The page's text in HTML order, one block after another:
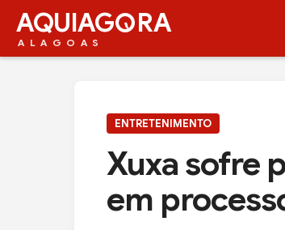
AQUIAG RA
ALAGOAS
ENTRETENIMENTO
Xuxa sofre
em